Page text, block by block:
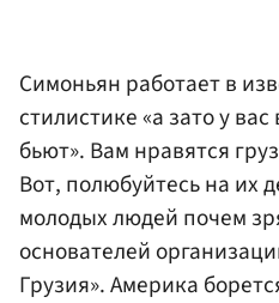
Симоньян работает в
стилистике «а зато у
бьют». Вам нравятся
Вот, полюбуйтесь на их
молодых людей почем
основателей
Грузия». Америка